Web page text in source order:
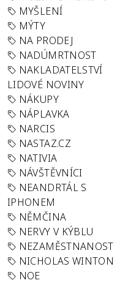
MYŠLENÍ
MÝTY
NA PRODEJ
NADÚMRTNOST
NAKLADATELSTVÍ
LIDOVÉ NOVINY
NÁKUPY
NÁPLAVKA
NARCIS
NASTAZ.CZ
NATIVIA
NÁVŠTĚVNÍCI
NEANDRTÁL S
IPHONEM
NĚMČINA
NERVY V KÝBLU
NEZAMĚSTNANOST
NICHOLAS WINTON
NOE